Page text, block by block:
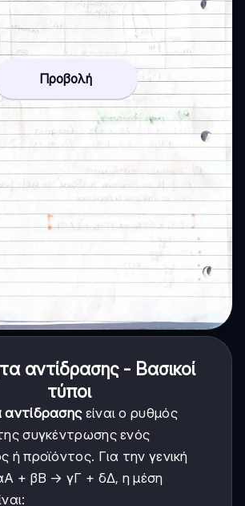
Προβολή
αντίδρασης - Βασικοί
τύποι
είναι ο ρυθμός
συγκέντρωσης ενός
ή προϊόντος. Για την γενική
+ βΒ → γΓ + δΔ, η μέση